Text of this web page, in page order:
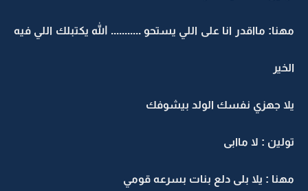
مهنا: مااقدر انا على اللي يستحو ........... الله يكتبلك اللي فيه
الخير
يلا جهزي نفسك الولد بيشوفك
تولين : لا ماابى
مهنا : يلا بلى دلع بنات بسرعه قومي